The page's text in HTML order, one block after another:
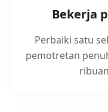
Bekerja
Perbaiki satu
pemotretan